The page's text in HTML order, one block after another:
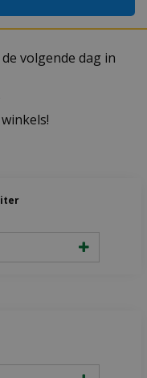
volgende dag in